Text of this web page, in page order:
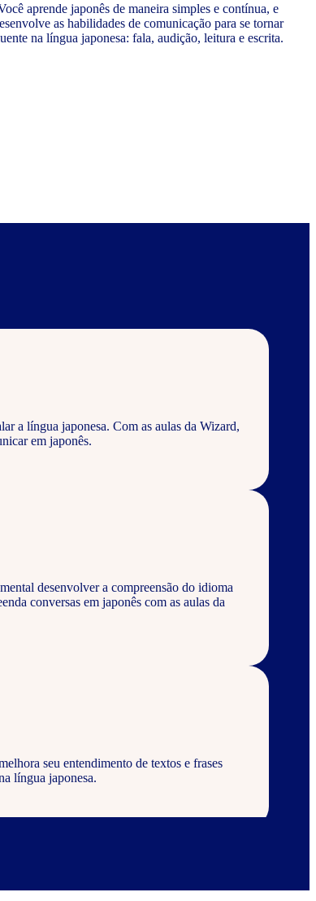
aprende japonês de maneira simples e contínua, e
as habilidades de comunicação para se tornar
na língua japonesa: fala, audição, leitura e escrita.
a língua japonesa. Com as aulas da Wizard,
em japonês.
desenvolver a compreensão do idioma
conversas em japonês com as aulas da
seu entendimento de textos e frases
língua japonesa.